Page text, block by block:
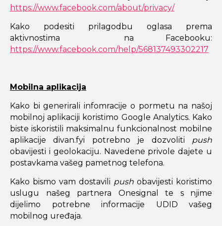
https://www.facebook.com/about/privacy/
Kako podesiti prilagodbu oglasa prema
aktivnostima na Facebooku:
https://www.facebook.com/help/568137493302217
Mobilna aplikacija
Kako bi generirali infomracije o pormetu na našoj
mobilnoj aplikaciji koristimo Google Analytics. Kako
biste iskoristili maksimalnu funkcionalnost mobilne
aplikacije divan.fyi potrebno je dozvoliti push
obavijesti i geolokaciju. Navedene privole dajete u
postavkama vašeg pametnog telefona.
Kako bismo vam dostavili push obavijesti koristimo
uslugu našeg partnera Onesignal te s njime
dijelimo potrebne informacije UDID vašeg
mobilnog uređaja.